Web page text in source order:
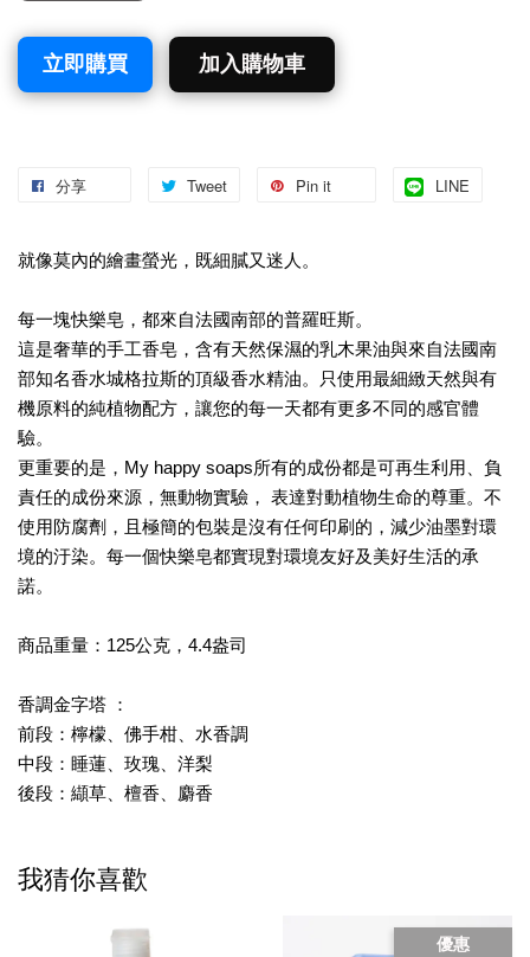
立即購買 加入購物車
分享 Tweet Pin it LINE
就像莫內的繪畫螢光，既細膩又迷人。
每一塊快樂皂，都來自法國南部的普羅旺斯。
這是奢華的手工香皂，含有天然保濕的乳木果油與來自法國南
部知名香水城格拉斯的頂級香水精油。只使用最細緻天然與有
機原料的純植物配方，讓您的每一天都有更多不同的感官體
驗。
更重要的是，My happy soaps所有的成份都是可再生利用、負
責任的成份來源，無動物實驗， 表達對動植物生命的尊重。不
使用防腐劑，且極簡的包裝是沒有任何印刷的，減少油墨對環
境的汙染。每一個快樂皂都實現對環境友好及美好生活的承
諾。
商品重量：125公克，4.4盎司
香調金字塔 ：
前段：檸檬、佛手柑、水香調
中段：睡蓮、玫瑰、洋梨
後段：纈草、檀香、麝香
我猜你喜歡
優惠